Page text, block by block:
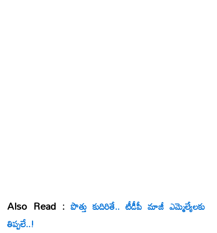
Also Read : పొత్తు కుదిరితే.. టీడీపీ మాజీ ఎమ్మెల్యేల‌కు
తిప్ప‌లే..!